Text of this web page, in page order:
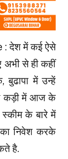
देश में कई ऐसे
अभी से ही कहीं
बुढापा में उन्हें
कड़ी में आज के
के बारे में
निवेश करके
है.